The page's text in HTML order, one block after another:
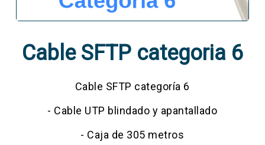
Cable SFTP categoria 6
Cable SFTP categoría 6
- Cable UTP blindado y apantallado
- Caja de 305 metros